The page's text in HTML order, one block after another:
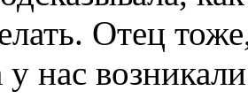
Отец
у нас